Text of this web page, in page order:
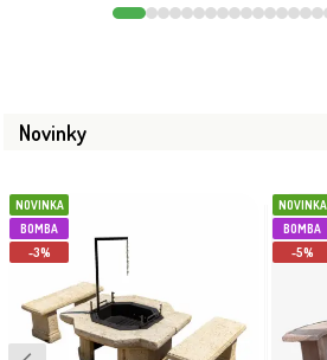
Novinky
NOVINKA
BOMBA
-3%
NOVINKA
BOMBA
-5%